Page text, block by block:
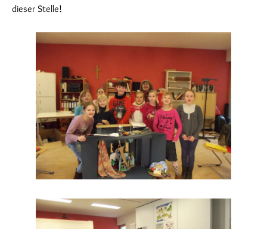
dieser Stelle!